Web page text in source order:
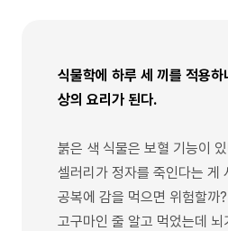
식물학에 하루 세 끼를 적용
상의 요리가 된다.
붉은 색 식물은 보혈 기능이
셀러리가 정자를 죽인다는 게
공복에 감을 먹으면 위험할까?
고구마인 줄 알고 먹었는데 뇌